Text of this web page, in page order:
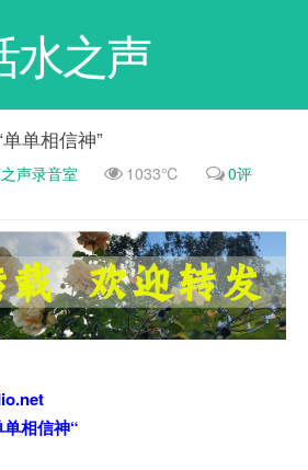
水之声
单相信神”
声录音室 1033℃
0评
相信神“